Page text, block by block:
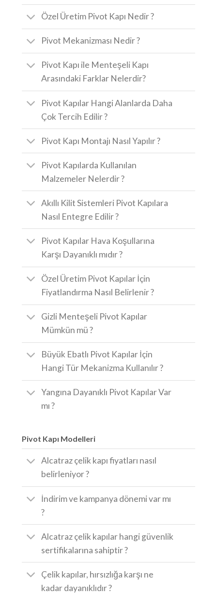
Özel Üretim Pivot Kapı Nedir ?
Pivot Mekanizması Nedir ?
Pivot Kapı ile Menteşeli Kapı
Arasındaki Farklar Nelerdir?
Pivot Kapılar Hangi Alanlarda Daha
Çok Tercih Edilir ?
Pivot Kapı Montajı Nasıl Yapılır ?
Pivot Kapılarda Kullanılan
Malzemeler Nelerdir ?
Akıllı Kilit Sistemleri Pivot Kapılara
Nasıl Entegre Edilir ?
Pivot Kapılar Hava Koşullarına
Karşı Dayanıklı mıdır ?
Özel Üretim Pivot Kapılar İçin
Fiyatlandırma Nasıl Belirlenir ?
Gizli Menteşeli Pivot Kapılar
Mümkün mü ?
Büyük Ebatlı Pivot Kapılar İçin
Hangi Tür Mekanizma Kullanılır ?
Yangına Dayanıklı Pivot Kapılar Var
mı ?
Pivot Kapı Modelleri
Alcatraz çelik kapı fiyatları nasıl
belirleniyor ?
İndirim ve kampanya dönemi var mı
?
Alcatraz çelik kapılar hangi güvenlik
sertifikalarına sahiptir ?
Çelik kapılar, hırsızlığa karşı ne
kadar dayanıklıdır ?